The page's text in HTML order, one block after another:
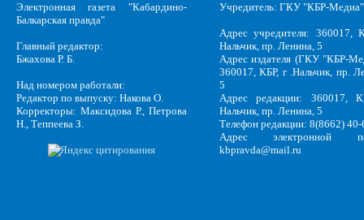
Электронная газета "Кабардино-
Балкарская правда"
Главный редактор:
Бжахова Р. Б.
Над номером работали:
Редактор по выпуску: Накова О.
Корректоры: Максидова Р., Петрова
Н., Теппеева З.
Учредитель: ГКУ "КБР-Медиа"
Адрес учредителя: 360017,
Нальчик, пр. Ленина, 5
Адрес издателя (ГКУ "КБР-
360017, КБР, г .Нальчик, пр.
5
Адрес редакции: 360017,
Нальчик, пр. Ленина, 5
Телефон редакции: 8(8662)
Адрес электронной
kbpravda@mail.ru